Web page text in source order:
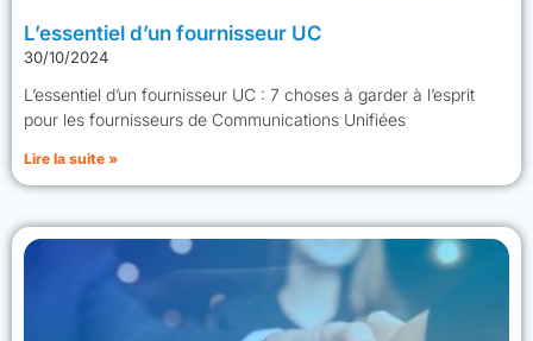
L’essentiel d’un fournisseur UC
30/10/2024
L’essentiel d’un fournisseur UC : 7 choses à garder à l’esprit
pour les fournisseurs de Communications Unifiées
Lire la suite »